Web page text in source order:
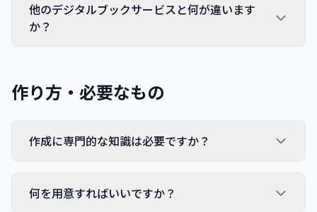
他のデジタルブックサービスと何が違います
か？
作り方・必要なもの
作成に専門的な知識は必要ですか？
何を用意すればいいですか？